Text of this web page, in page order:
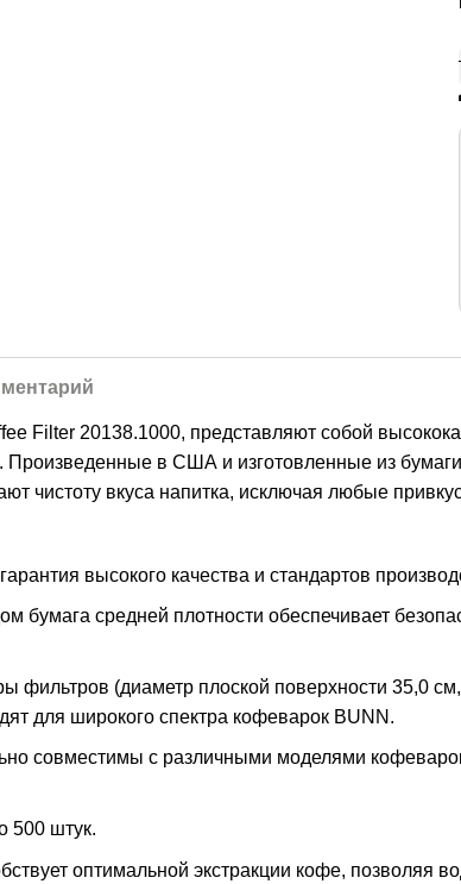
Filter 20138.1000, представляют собой
Произведенные в США и изготовленные из
чистоту вкуса напитка, исключая любые
высокого качества и стандартов
бумага средней плотности обеспечивает
фильтров (диаметр плоской поверхности 35,0
для широкого спектра кофеварок BUNN.
совместимы с различными моделями
500 штук.
оптимальной экстракции кофе, позволяя